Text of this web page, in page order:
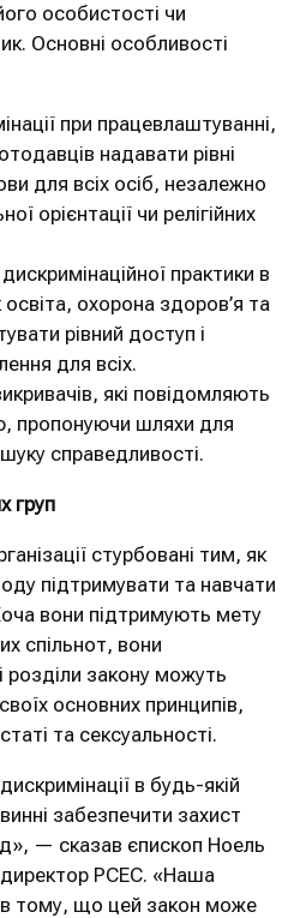
особистості чи
Основні особливості
при працевлаштуванні,
надавати рівні
для всіх осіб, незалежно
орієнтації чи релігійних
практики в
охорона здоров’я та
рівний доступ і
для всіх.
які повідомляють
пропонуючи шляхи для
справедливості.
груп
стурбовані тим, як
підтримувати та навчати
вони підтримують мету
спільнот, вони
закону можуть
основних принципів,
та сексуальності.
в будь-якій
забезпечити захист
— сказав єпископ Ноель
PCEC. «Наша
в тому, що цей закон може